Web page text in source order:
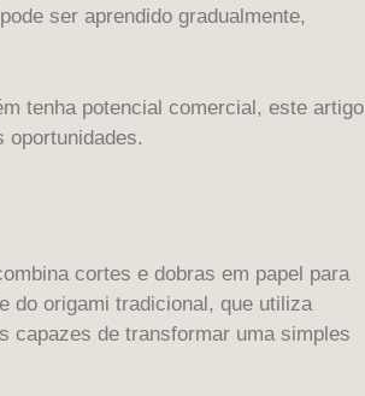
ser aprendido gradualmente,
tenha potencial comercial, este artigo
oportunidades.
cortes e dobras em papel para
do origami tradicional, que utiliza
capazes de transformar uma simples